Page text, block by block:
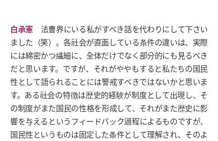
白承憲 法曹界にいる私がすべき話を代わりにして下さい
ました（笑）。各社会が直面している条件の違いは、実際
には綿密かつ繊細に、全体だけでなく部分的にも見るべき
だと思います。ですが、それがややもすると私たちの国民
性として語られることには警戒すべきではないかと思いま
す。ある社会の特徴は歴史的経験が制度として出現し、そ
の制度がまた国民の性格を形成して、それがまた歴史に影
響を与えるというフィードバック過程によるものですが、
国民性というものは固定した条件として理解され、そのよ